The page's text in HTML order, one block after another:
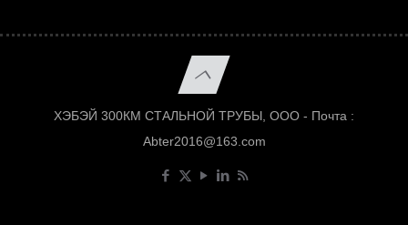
ХЭБЭЙ 300КМ СТАЛЬНОЙ ТРУБЫ, ООО - Почта :
Abter2016@163.com